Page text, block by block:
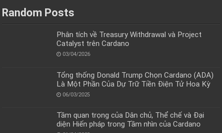
Random Posts
Phân tích về Treasury Withdrawal và Project
Catalyst trên Cardano
03/04/2026
Tổng thống Donald Trump Chọn Cardano (ADA)
Là Một Phần Của Dự Trữ Tiền Điện Tử Hoa Kỳ
06/03/2025
Tầm quan trọng của Dân chủ, Thể chế và Đại
diện Hiến pháp trong Tầm nhìn của Cardano